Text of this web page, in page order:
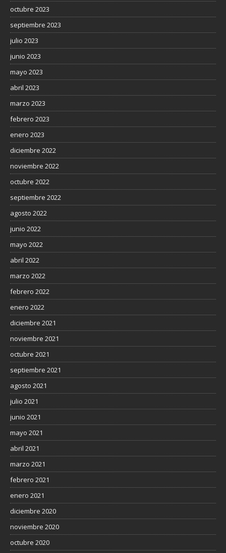
octubre 2023
septiembre 2023
julio 2023
junio 2023
mayo 2023
abril 2023
marzo 2023
febrero 2023
enero 2023
diciembre 2022
noviembre 2022
octubre 2022
septiembre 2022
agosto 2022
junio 2022
mayo 2022
abril 2022
marzo 2022
febrero 2022
enero 2022
diciembre 2021
noviembre 2021
octubre 2021
septiembre 2021
agosto 2021
julio 2021
junio 2021
mayo 2021
abril 2021
marzo 2021
febrero 2021
enero 2021
diciembre 2020
noviembre 2020
octubre 2020